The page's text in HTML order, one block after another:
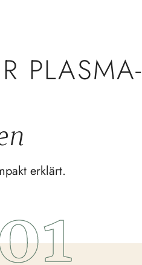
PLASMA-
erklärt.